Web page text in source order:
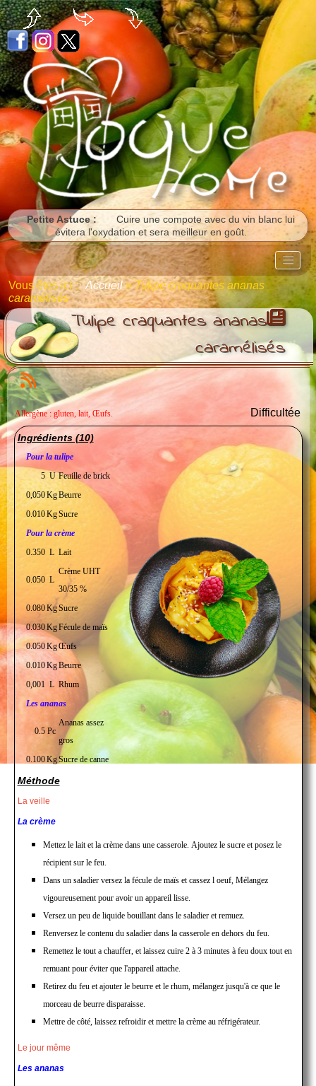
Petite Astuce :
Cuire une compote avec du vin blanc lui
évitera l'oxydation et sera meilleur en goût.
Vous êtes ici :Accueil»Tulipe craquantes ananas
caramélisés
Tulipe craquantes ananas
caramélisés
Allergène : gluten, lait, Œufs. Difficultée
Ingrédients (10)
Pour la tulipe
5 U Feuille de brick
0,050KgBeurre
0.010KgSucre
Pour la crème
0.350 L Lait
0.050 L
Crème UHT
30/35 %
0.080KgSucre
0.030KgFécule de maïs
0.050KgŒufs
0.010KgBeurre
0,001 L Rhum
Les ananas
0.5 Pc
Ananas assez
gros
0.100KgSucre de canne
Méthode
La veille
La crème
Mettez le lait et la crème dans une casserole. Ajoutez le sucre et posez le
récipient sur le feu.
Dans un saladier versez la fécule de maïs et cassez l oeuf, Mélangez
vigoureusement pour avoir un appareil lisse.
Versez un peu de liquide bouillant dans le saladier et remuez.
Renversez le contenu du saladier dans la casserole en dehors du feu.
Remettez le tout a chauffer, et laissez cuire 2 à 3 minutes à feu doux tout en
remuant pour éviter que l'appareil attache.
Retirez du feu et ajouter le beurre et le rhum, mélangez jusqu'à ce que le
morceau de beurre disparaisse.
Mettre de côté, laissez refroidir et mettre la crème au réfrigérateur.
Le jour même
Les ananas
Panneau de gestion des cookies